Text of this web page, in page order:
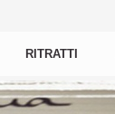
RITRATTI